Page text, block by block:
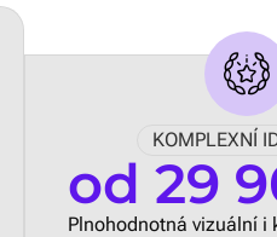
KOMPLEXNÍ
od 29
Plnohodnotná vizuální i